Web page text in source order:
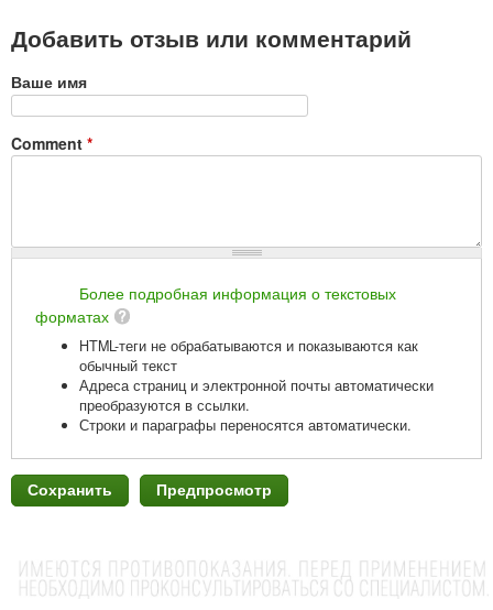
Добавить отзыв или комментарий
Ваше имя
Comment *
Более подробная информация о текстовых
форматах
HTML-теги не обрабатываются и показываются как
обычный текст
Адреса страниц и электронной почты автоматически
преобразуются в ссылки.
Строки и параграфы переносятся автоматически.